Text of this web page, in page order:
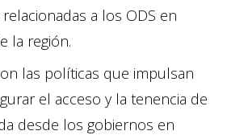
a los ODS en
la región.
las políticas que impulsan
el acceso y la tenencia de
desde los gobiernos en